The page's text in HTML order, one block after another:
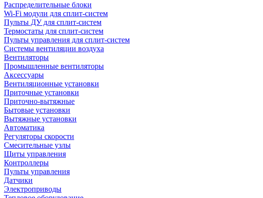
Распределительные блоки
Wi-Fi модули для сплит-систем
Пульты ДУ для сплит-систем
Термостаты для сплит-систем
Пульты управления для сплит-систем
Системы вентиляции воздуха
Вентиляторы
Промышленные вентиляторы
Аксессуары
Вентиляционные установки
Приточные установки
Приточно-вытяжные
Бытовые установки
Вытяжные установки
Автоматика
Регуляторы скорости
Смесительные узлы
Щиты управления
Контроллеры
Пульты управления
Датчики
Электроприводы